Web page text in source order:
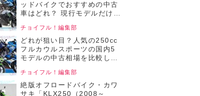
ッドバイクでおすすめの中古
車はどれ？ 現行モデルだけど
価格をまとめて比較！【チョ
イフル！人気中古バイクの相
場比較／250ccネイキッドバ
イク編／2025年4月版 前編】
チョイフル！編集部
どれが狙い目？人気の250cc
フルカウルスポーツの国内5
モデルの中古相場を比較して
古バイクの相場比較 250ccフ
ルカウルバイク編／2025年2
月版】
チョイフル！編集部
絶版オフロードバイク・カワ
サキ「KLX250（2008～